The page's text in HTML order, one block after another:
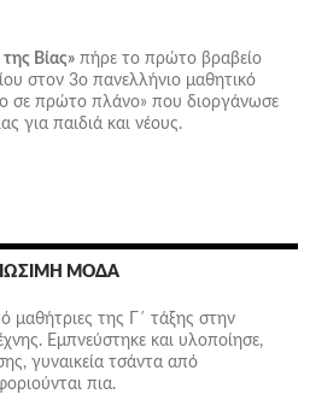
Βίας» πήρε το πρώτο βραβείο
στον 3ο πανελλήνιο μαθητικό
σε πρώτο πλάνο» που διοργάνωσε
για παιδιά και νέους.
ΜΌΔΑ
μαθήτριες της Γ΄ τάξης στην
Εμπνεύστηκε και υλοποίησε,
γυναικεία τσάντα από
πια.